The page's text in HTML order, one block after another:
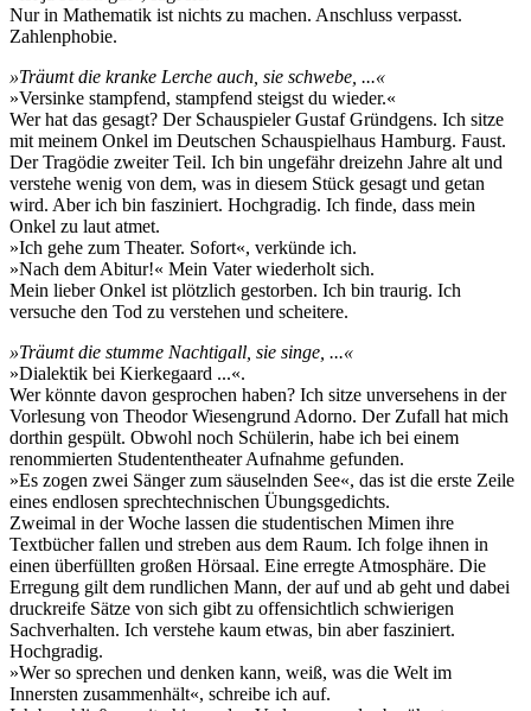
Nur in Mathematik ist nichts zu machen. Anschluss verpasst.
Zahlenphobie.
»Träumt die kranke Lerche auch, sie schwebe, ...«
»Versinke stampfend, stampfend steigst du wieder.«
Wer hat das gesagt? Der Schauspieler Gustaf Gründgens. Ich sitze
mit meinem Onkel im Deutschen Schauspielhaus Hamburg. Faust.
Der Tragödie zweiter Teil. Ich bin ungefähr dreizehn Jahre alt und
verstehe wenig von dem, was in diesem Stück gesagt und getan
wird. Aber ich bin fasziniert. Hochgradig. Ich finde, dass mein
Onkel zu laut atmet.
»Ich gehe zum Theater. Sofort«, verkünde ich.
»Nach dem Abitur!« Mein Vater wiederholt sich.
Mein lieber Onkel ist plötzlich gestorben. Ich bin traurig. Ich
versuche den Tod zu verstehen und scheitere.
»Träumt die stumme Nachtigall, sie singe, ...«
»Dialektik bei Kierkegaard ...«.
Wer könnte davon gesprochen haben? Ich sitze unversehens in der
Vorlesung von Theodor Wiesengrund Adorno. Der Zufall hat mich
dorthin gespült. Obwohl noch Schülerin, habe ich bei einem
renommierten Studententheater Aufnahme gefunden.
»Es zogen zwei Sänger zum säuselnden See«, das ist die erste Zeile
eines endlosen sprechtechnischen Übungsgedichts.
Zweimal in der Woche lassen die studentischen Mimen ihre
Textbücher fallen und streben aus dem Raum. Ich folge ihnen in
einen überfüllten großen Hörsaal. Eine erregte Atmosphäre. Die
Erregung gilt dem rundlichen Mann, der auf und ab geht und dabei
druckreife Sätze von sich gibt zu offensichtlich schwierigen
Sachverhalten. Ich verstehe kaum etwas, bin aber fasziniert.
Hochgradig.
»Wer so sprechen und denken kann, weiß, was die Welt im
Innersten zusammenhält«, schreibe ich auf.